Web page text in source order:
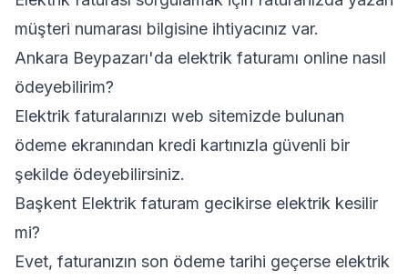
müşteri numarası bilgisine ihtiyacınız var.
Ankara Beypazarı'da elektrik faturamı online nasıl
ödeyebilirim?
Elektrik faturalarınızı web sitemizde bulunan
ödeme ekranından kredi kartınızla güvenli bir
şekilde ödeyebilirsiniz.
Başkent Elektrik faturam gecikirse elektrik kesilir
mi?
Evet, faturanızın son ödeme tarihi geçerse elektrik